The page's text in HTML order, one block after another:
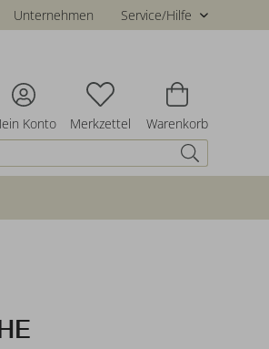
Unternehmen Service/Hilfe
Konto Merkzettel Warenkorb